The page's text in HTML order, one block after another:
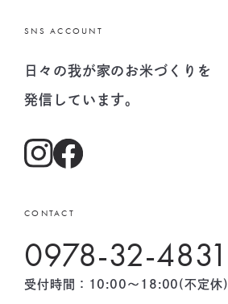
SNS ACCOUNT
日々の我が家のお米づくりを
発信しています。
CONTACT
0978-32-4831
受付時間：10:00〜18:00(不定休)